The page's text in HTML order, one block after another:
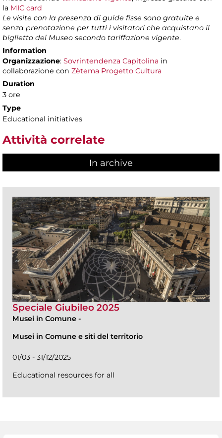
la MIC card
Le visite con la presenza di guide fisse sono gratuite e
senza prenotazione per tutti i visitatori che acquistano il
biglietto del Museo secondo tariffazione vigente.
Information
Organizzazione: Sovrintendenza Capitolina in
collaborazione con Zètema Progetto Cultura
Duration
3 ore
Type
Educational initiatives
Attività correlate
In archive
Speciale Giubileo 2025
Musei in Comune -
Musei in Comune e siti del territorio
01/03 - 31/12/2025
Educational resources for all